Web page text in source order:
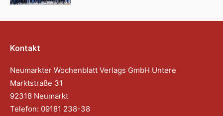
Kontakt
Neumarkter Wochenblatt Verlags GmbH Untere
Marktstraße 31
92318 Neumarkt
Telefon: 09181 238-38